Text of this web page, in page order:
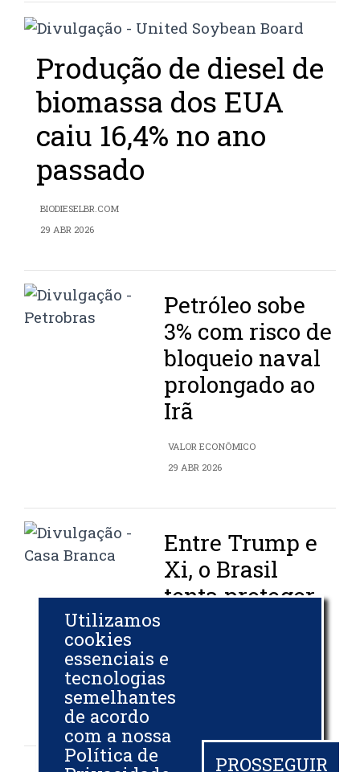
Produção de diesel de
biomassa dos EUA
caiu 16,4% no ano
passado
BIODIESELBR.COM
29 ABR 2026
Petróleo sobe
3% com risco de
bloqueio naval
prolongado ao
Irã
VALOR ECONÔMICO
29 ABR 2026
Entre Trump e
Xi, o Brasil
tenta proteger
soja
28 ABR 2026
Utilizamos
cookies
essenciais e
tecnologias
semelhantes
de acordo
com a nossa
Política de
PROSSEGUIR